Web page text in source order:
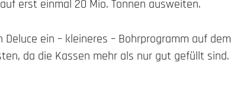
erst einmal 20 Mio. Tonnen ausweiten.
ein – kleineres – Bohrprogramm auf dem
da die Kassen mehr als nur gut gefüllt sind.